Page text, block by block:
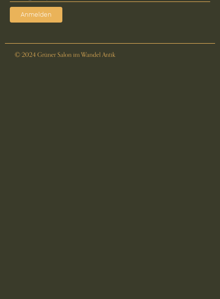
Anmelden
© 2024 Grüner Salon im Wandel Antik